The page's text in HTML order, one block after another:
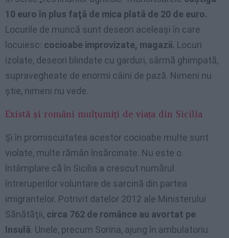
10 euro în plus faţă de mica plată de 20 de euro.
Locurile de muncă sunt deseori aceleaşi în care
locuiesc: cocioabe improvizate, magazii. Locuri
izolate, deseori blindate cu garduri, sârmă ghimpată,
supravegheate de enormi câini de pază. Nimeni nu
ştie, nimeni nu vede.
Există și români mulțumiți de viața din Sicilia
Şi în promiscuitatea acestor cocioabe multe sunt
violate, multe rămân însărcinate. Nu este o
întâmplare că în Sicilia a crescut numărul
întreruperilor voluntare de sarcină din partea
imigrantelor. Potrivit datelor 2012 ale Ministerului
Sănătăţii, circa 762 de românce au avortat pe
Insulă. Unele, precum Sorina, ajung în ambulatoriu